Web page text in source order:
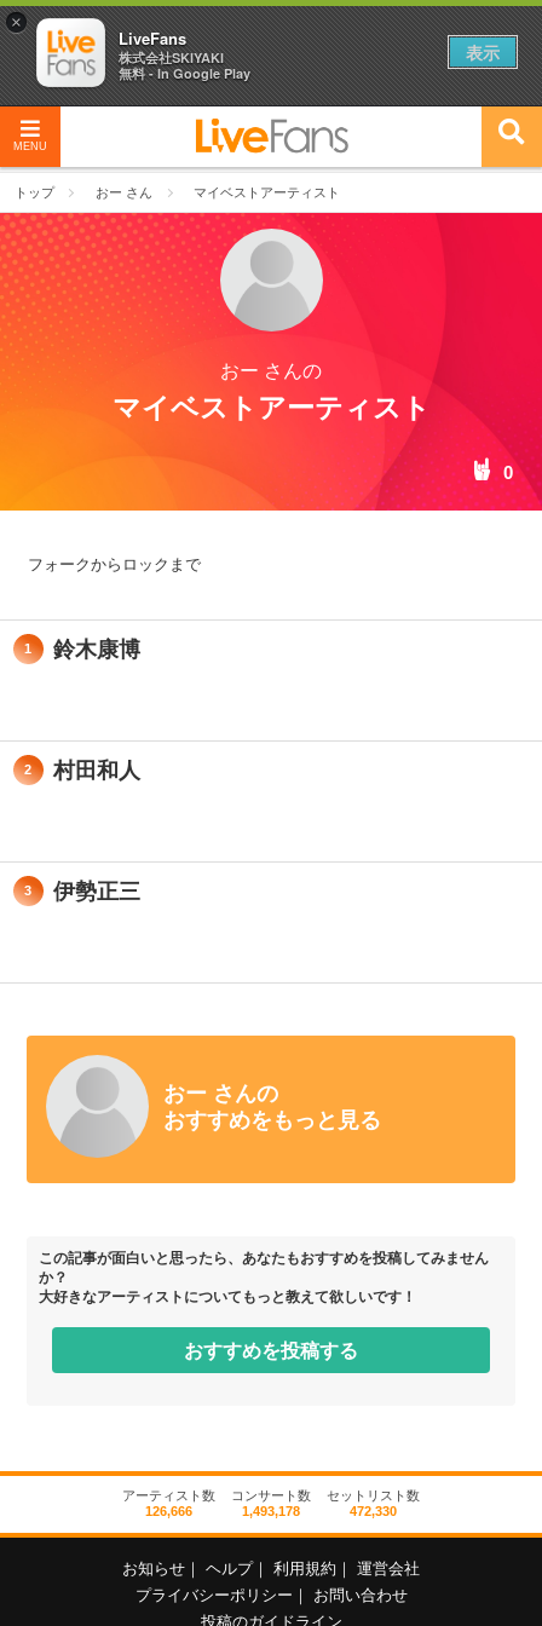
MENU
トップ おー さん マイベストアーティスト
おー さんの
マイベストアーティスト
0
フォークからロックまで
1 鈴木康博
2 村田和人
3 伊勢正三
おー さんの
おすすめをもっと見る
この記事が面白いと思ったら、あなたもおすすめを投稿してみません
か？
大好きなアーティストについてもっと教えて欲しいです！
おすすめを投稿する
アーティスト数
126,666
コンサート数
1,493,178
セットリスト数
472,330
お知らせ ｜ ヘルプ｜ 利用規約 ｜ 運営会社
プライバシーポリシー ｜
お問い合わせ
投稿のガイドライン
×
LiveFans
株式会社SKIYAKI
無料 - In Google Play
表示